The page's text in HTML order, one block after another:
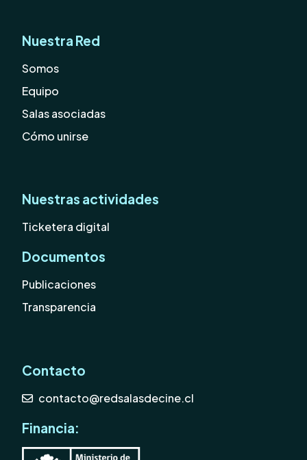
Nuestra Red
Somos
Equipo
Salas asociadas
Cómo unirse
Nuestras actividades
Ticketera digital
Documentos
Publicaciones
Transparencia
Contacto
contacto@redsalasdecine.cl
Financia: